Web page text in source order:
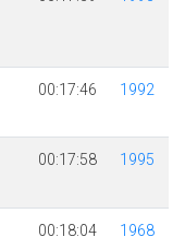
00:17:46 1992
00:17:58 1995
00:18:04 1968